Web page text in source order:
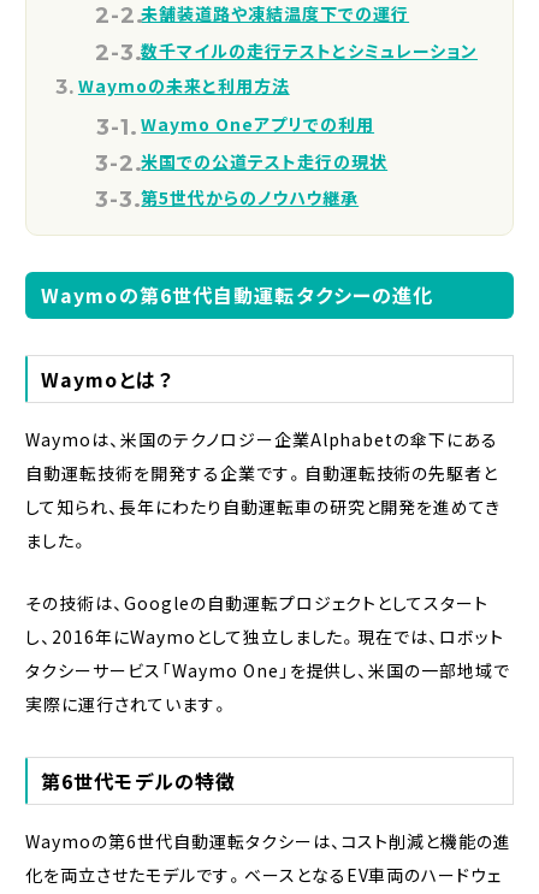
未舗装道路や凍結温度下での運行
数千マイルの走行テストとシミュレーション
Waymoの未来と利用方法
Waymo Oneアプリでの利用
米国での公道テスト走行の現状
第5世代からのノウハウ継承
Waymoの第6世代自動運転タクシーの進化
Waymoとは？
Waymoは、米国のテクノロジー企業Alphabetの傘下にある
自動運転技術を開発する企業です。自動運転技術の先駆者と
して知られ、長年にわたり自動運転車の研究と開発を進めてき
ました。
その技術は、Googleの自動運転プロジェクトとしてスタート
し、2016年にWaymoとして独立しました。現在では、ロボット
タクシーサービス「Waymo One」を提供し、米国の一部地域で
実際に運行されています。
第6世代モデルの特徴
Waymoの第6世代自動運転タクシーは、コスト削減と機能の進
化を両立させたモデルです。ベースとなるEV車両のハードウェ